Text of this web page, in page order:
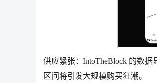
供应紧张：IntoTheBlock 的数
区间将引发大规模购买狂潮。